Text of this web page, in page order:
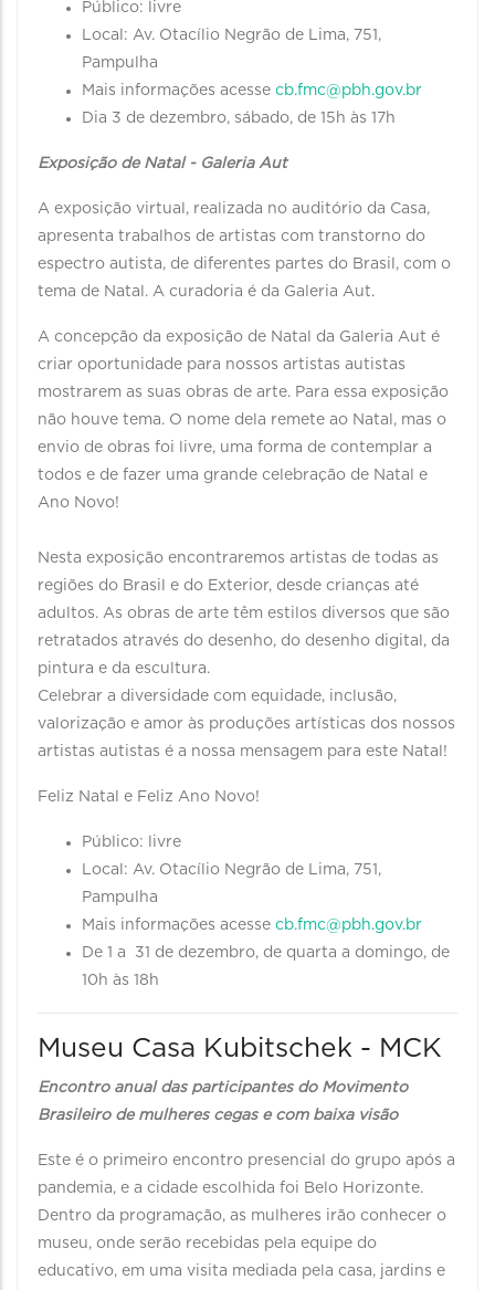
Público: livre
Local: Av. Otacílio Negrão de Lima, 751,
Pampulha
Mais informações acesse cb.fmc@pbh.gov.br
Dia 3 de dezembro, sábado, de 15h às 17h
Exposição de Natal - Galeria Aut
A exposição virtual, realizada no auditório da Casa,
apresenta trabalhos de artistas com transtorno do
espectro autista, de diferentes partes do Brasil, com o
tema de Natal. A curadoria é da Galeria Aut.
A concepção da exposição de Natal da Galeria Aut é
criar oportunidade para nossos artistas autistas
mostrarem as suas obras de arte. Para essa exposição
não houve tema. O nome dela remete ao Natal, mas o
envio de obras foi livre, uma forma de contemplar a
todos e de fazer uma grande celebração de Natal e
Ano Novo!
Nesta exposição encontraremos artistas de todas as
regiões do Brasil e do Exterior, desde crianças até
adultos. As obras de arte têm estilos diversos que são
retratados através do desenho, do desenho digital, da
pintura e da escultura.
Celebrar a diversidade com equidade, inclusão,
valorização e amor às produções artísticas dos nossos
artistas autistas é a nossa mensagem para este Natal!
Feliz Natal e Feliz Ano Novo!
Público: livre
Local: Av. Otacílio Negrão de Lima, 751,
Pampulha
Mais informações acesse cb.fmc@pbh.gov.br
De 1 a 31 de dezembro, de quarta a domingo, de
10h às 18h
Museu Casa Kubitschek - MCK
Encontro anual das participantes do Movimento
Brasileiro de mulheres cegas e com baixa visão
Este é o primeiro encontro presencial do grupo após a
pandemia, e a cidade escolhida foi Belo Horizonte.
Dentro da programação, as mulheres irão conhecer o
museu, onde serão recebidas pela equipe do
educativo, em uma visita mediada pela casa, jardins e